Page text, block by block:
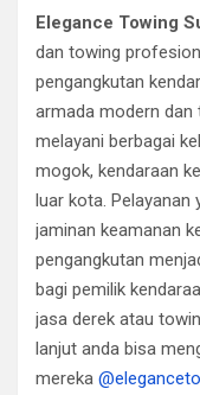
Elegance Towing
dan towing
pengangkutan
armada modern dan
melayani berbagai
mogok, kendaraan
luar kota.
jaminan keamanan
pengangkutan
bagi pemilik
jasa derek atau
lanjut anda bisa
mereka